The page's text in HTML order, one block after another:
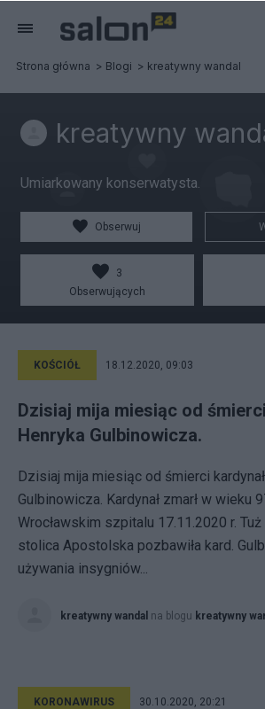
Strona główna Blogi kreatywny wandal
kreatywny
Umiarkowany konserwatysta.
Obserwuj
3
Obserwujących
KOŚCIÓŁ 18.12.2020, 09:03
Dzisiaj mija miesiąc od
Henryka Gulbinowicza.
Dzisiaj mija miesiąc od śmierci
Gulbinowicza. Kardynał zmarł w wieku
Wrocławskim szpitalu 17.11.2020 r.
stolica Apostolska pozbawiła kard.
używania insygniów...
kreatywny wandal na blogu kreatywny
KORONAWIRUS 30.10.2020, 20:21